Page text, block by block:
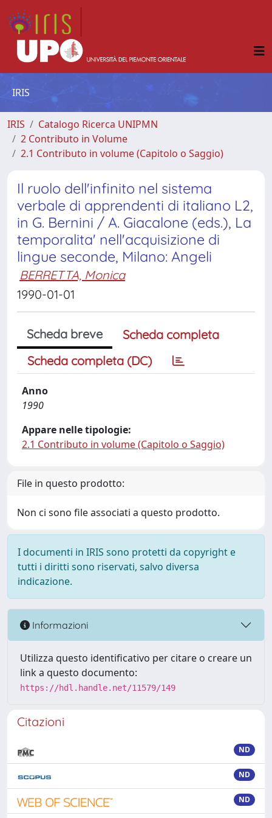
IRIS
IRIS
Catalogo Ricerca UNIPMN
2 Contributo in Volume
2.1 Contributo in volume (Capitolo o Saggio)
Il ruolo dell'infinito nel sistema
verbale di apprendenti di italiano L2,
in G. Bernini / A. Giacalone (eds.), La
temporalita' nell'acquisizione di
lingue seconde, Milano: Angeli
BERRETTA, Monica
1990-01-01
Scheda breve
Scheda completa
Scheda completa (DC)
Anno
1990
Appare nelle tipologie:
2.1 Contributo in volume (Capitolo o Saggio)
File in questo prodotto:
Non ci sono file associati a questo prodotto.
I documenti in IRIS sono protetti da copyright e
tutti i diritti sono riservati, salvo diversa
indicazione.
Informazioni
Utilizza questo identificativo per citare o creare un
link a questo documento:
https://hdl.handle.net/11579/149
Citazioni
ND
ND
ND